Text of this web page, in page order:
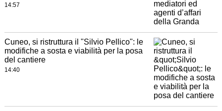
14:57
Cuneo, si ristruttura il "Silvio Pellico": le
modifiche a sosta e viabilità per la posa
del cantiere
14:40